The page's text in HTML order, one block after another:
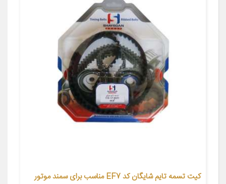
کیت تسمه تایم شایگان کد EF7 مناسب برای سمند موتور